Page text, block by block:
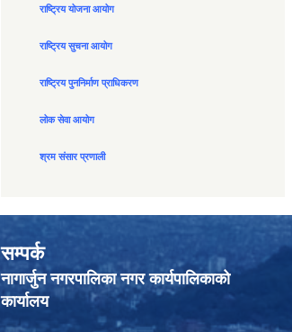
राष्ट्रिय योजना आयोग
राष्ट्रिय सुचना आयोग
राष्ट्रिय पुननिर्माण प्राधिकरण
लोक सेवा आयोग
श्रम संसार प्रणाली
सम्पर्क
नागार्जुन नगरपालिका नगर कार्यपालिकाको
कार्यालय